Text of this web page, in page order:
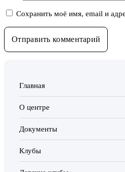
Сохранить моё имя, email и
Главная
О центре
Документы
Клубы